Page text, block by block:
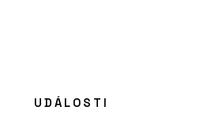
UDÁLOSTI